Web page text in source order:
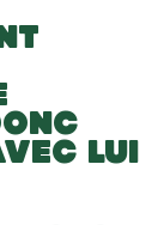
LUI